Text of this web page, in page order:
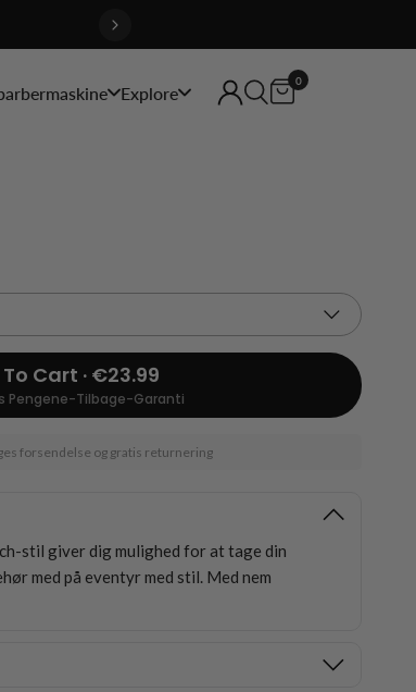
Explore
0
Cart · €23.99
Pengene-Tilbage-Garanti
forsendelse og gratis returnering
stil giver dig mulighed for at tage din
med på eventyr med stil. Med nem